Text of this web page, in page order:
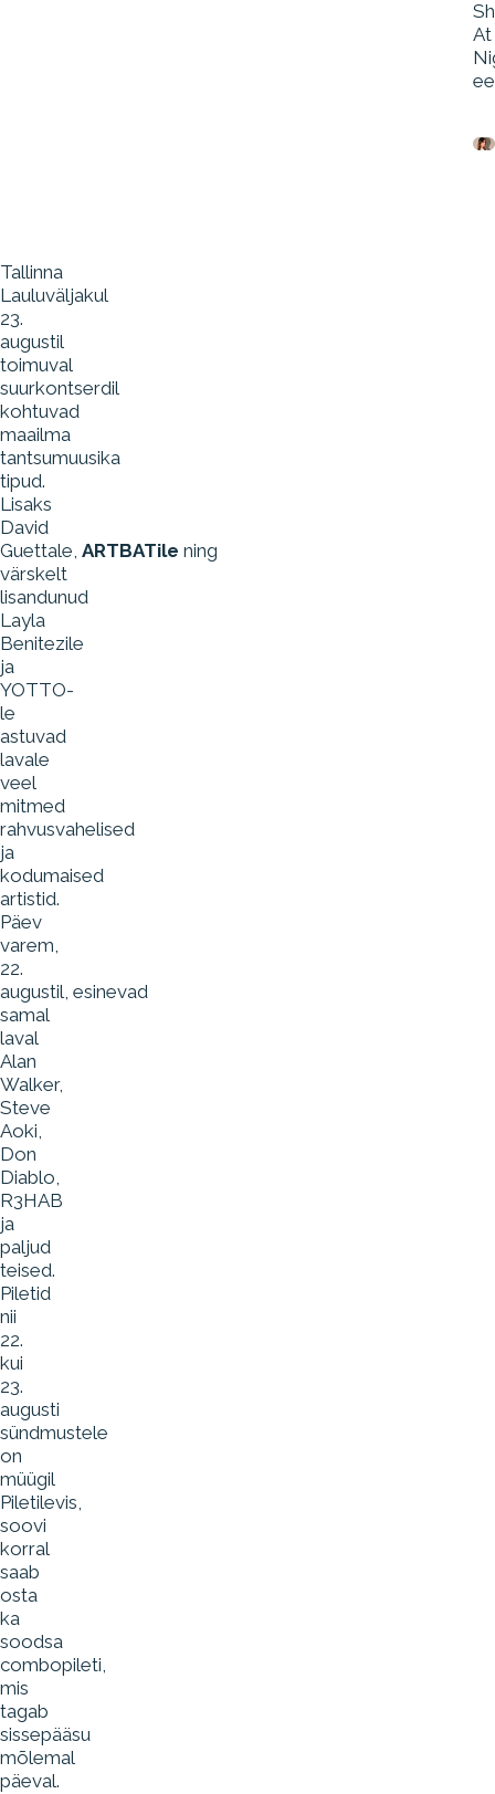
At
Tallinna
Lauluväljakul
23.
augustil
toimuval
suurkontserdil
kohtuvad
maailma
tantsumuusika
tipud.
Lisaks
David
Guettale, ARTBATile ning
värskelt
lisandunud
Layla
Benitezile
ja
YOTTO-
le
astuvad
lavale
veel
mitmed
rahvusvahelised
ja
kodumaised
artistid.
Päev
varem,
22.
augustil, esinevad
samal
laval
Alan
Walker,
Steve
Aoki,
Don
Diablo,
R3HAB
ja
paljud
teised.
Piletid
nii
22.
kui
23.
augusti
sündmustele
on
müügil
Piletilevis,
soovi
korral
saab
osta
ka
soodsa
combopileti,
mis
tagab
sissepääsu
mõlemal
päeval.